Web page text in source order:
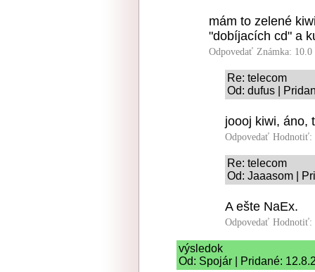
mám to zelené
"dobíjacích cd" a
Odpovedať Známka: 10.0
Re: telecom
Od: dufus |
joooj kiwi, áno,
Odpovedať Hodnotiť:
Re: telecom
Od: Jaaasom |
A ešte NaEx.
Odpovedať Hodnotiť:
výsledok
Od: Spojár | Pridané: